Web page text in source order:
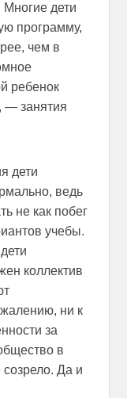
дети
программу,
чем в
ребенок
— занятия
дети
ведь
не как побег
учебы.
коллектив
ни к
за
в
Да и